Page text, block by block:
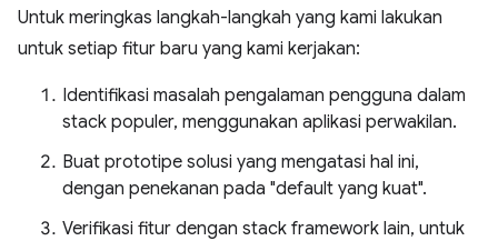
Untuk meringkas langkah-langkah yang kami lakukan
untuk setiap fitur baru yang kami kerjakan:
Identifikasi masalah pengalaman pengguna dalam
stack populer, menggunakan aplikasi perwakilan.
Buat prototipe solusi yang mengatasi hal ini,
dengan penekanan pada "default yang kuat".
Verifikasi fitur dengan stack framework lain, untuk